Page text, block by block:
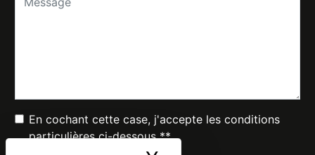
En cochant cette case, j'accepte les conditions
particulières ci-dessous **